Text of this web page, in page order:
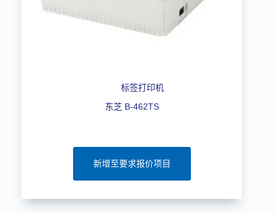
标签打印机
东芝 B-462TS
新增至要求报价项目